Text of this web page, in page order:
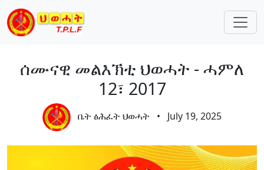
Skip navigation
ሰሙናዊ መልእኽቲ ህወሓት - ሓምለ
12፣ 2017
ቤት ፅሕፈት ህወሓት • July 19, 2025